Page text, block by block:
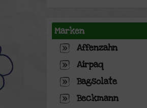
Marken
Affenzahn
Airpaq
Bagsolate
Beckmann